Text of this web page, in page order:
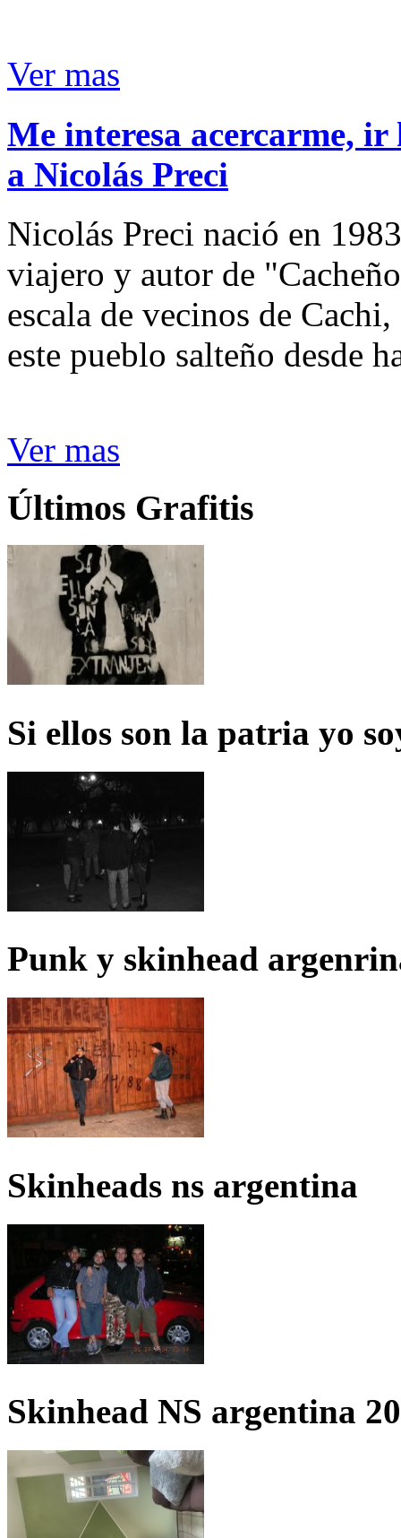
Ver mas
Me interesa acercarme,
a Nicolás Preci
Nicolás Preci nació en
viajero y autor de
escala de vecinos de
este pueblo salteño desde
Ver mas
Últimos Grafitis
Si ellos son la patria yo
Punk y skinhead
Skinheads ns argentina
Skinhead NS argentina